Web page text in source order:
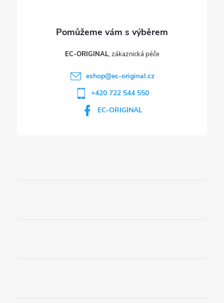
EC-ORIGINAL
eshop@ec-original.cz
+420 722 544 550
EC-ORIGINAL